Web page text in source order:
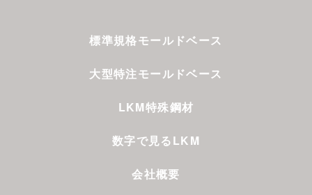
標準規格モールドベース
大型特注モールドベース
LKM特殊鋼材
数字で見るLKM
会社概要